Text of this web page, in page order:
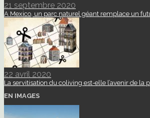
21 septembre 2020
A Mexico, un parc naturel géant remplace un
22 avril 2020
La servitisation du coliving est-elle l’avenir de la
EN IMAGES